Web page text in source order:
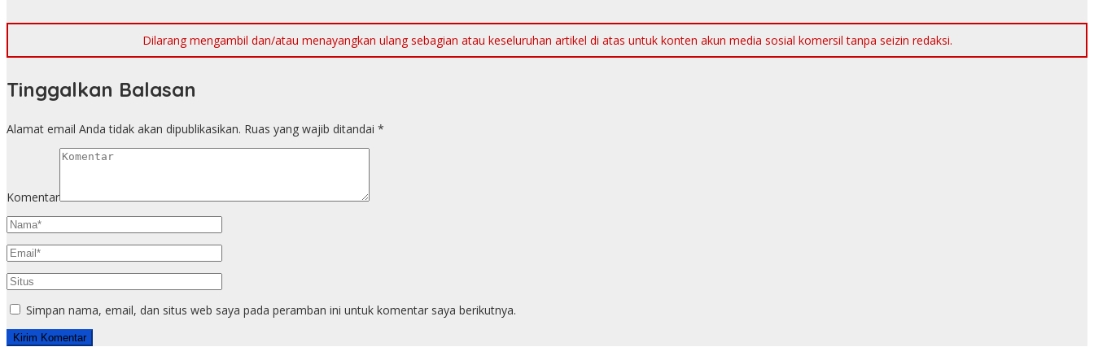
Dilarang mengambil dan/atau menayangkan ulang sebagian atau keseluruhan artikel di atas untuk konten akun media sosial komersil tanpa seizin redaksi.
Tinggalkan Balasan
Alamat email Anda tidak akan dipublikasikan. Ruas yang wajib ditandai *
Komentar
Simpan nama, email, dan situs web saya pada peramban ini untuk komentar saya berikutnya.